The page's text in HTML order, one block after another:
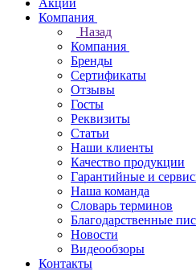
Акции
Компания
Назад
Компания
Бренды
Сертификаты
Отзывы
Госты
Реквизиты
Статьи
Наши клиенты
Качество продукции
Гарантийные и
Наша команда
Словарь терминов
Благодарственные
Новости
Видеообзоры
Контакты